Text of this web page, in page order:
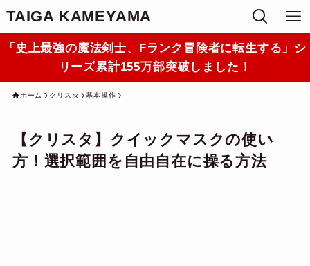
TAIGA KAMEYAMA
「史上最強の魔法剣士、Fランク冒険者に転生する」シ
リーズ累計155万部突破しました！
ホーム クリスタ 基本操作
【クリスタ】クイックマスクの使い
方！選択範囲を自由自在に操る方法